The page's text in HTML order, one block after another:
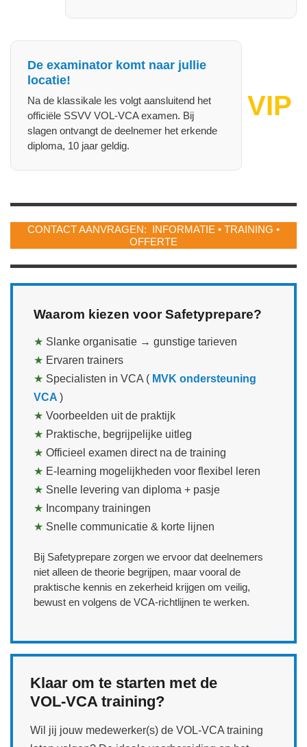
VIP
De examinator komt naar jullie
locatie!
Na de klassikale les volgt aansluitend het
officiële SSVV VOL‑VCA examen. Bij
slagen ontvangt de deelnemer het erkende
diploma, 10 jaar geldig.
CONTACT AANVRAGEN: INFORMATIE • TRAINING •
OFFERTE
Waarom kiezen voor Safetyprepare?
★ Slanke organisatie → gunstige tarieven
★ Ervaren trainers
★ Specialisten in VCA ( MVK ondersteuning
VCA )
★ Voorbeelden uit de praktijk
★ Praktische, begrijpelijke uitleg
★ Officieel examen direct na de training
★ E‑learning mogelijkheden voor flexibel leren
★ Snelle levering van diploma + pasje
★ Incompany trainingen
★ Snelle communicatie & korte lijnen
Bij Safetyprepare zorgen we ervoor dat deelnemers
niet alleen de theorie begrijpen, maar vooral de
praktische kennis en zekerheid krijgen om veilig,
bewust en volgens de VCA‑richtlijnen te werken.
Klaar om te starten met de
VOL‑VCA training?
Wil jij jouw medewerker(s) de VOL‑VCA training